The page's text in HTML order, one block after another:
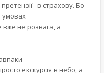
- в страхову. Бо
умовах
вже не розвага, а
-
екскурсія в небо, а